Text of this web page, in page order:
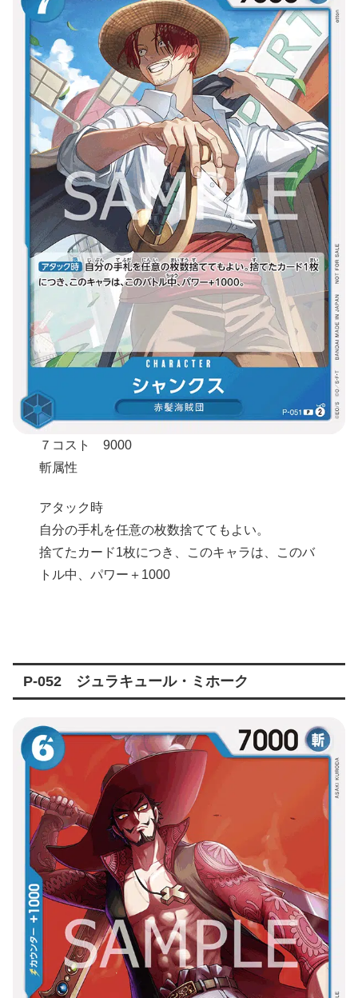
７コスト 9000
斬属性
アタック時
自分の手札を任意の枚数捨ててもよい。
捨てたカード1枚につき、このキャラは、このバ
トル中、パワー＋1000
P-052 ジュラキュール・ミホーク